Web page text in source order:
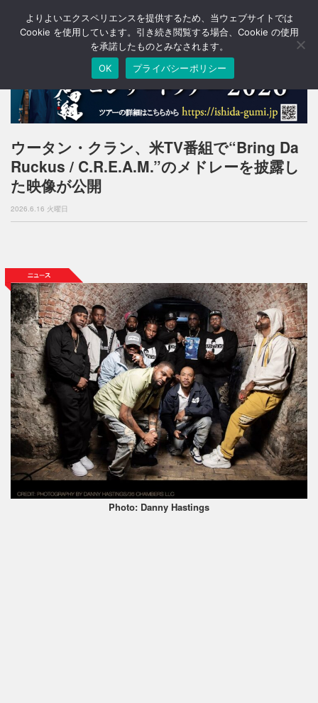
T
o
a
v
g
a
n
ウータン・クラン、米TV番組で“Bring Da
Ruckus / C.R.E.A.M.”のメドレーを披露し
た映像が公開
2026.6.16 火曜日
Photo: Danny Hastings
よりよいエクスペリエンスを提供するため、当ウェブサイトでは
Cookie を使用しています。引き続き閲覧する場合、Cookie の使用
を承諾したものとみなされます。
OK
プライバシーポリシー